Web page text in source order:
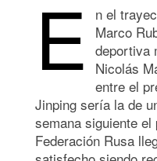
E
n el
Marco
deportiva
Nicolás
entre el
Jinping sería la de
semana siguiente
Federación Rusa